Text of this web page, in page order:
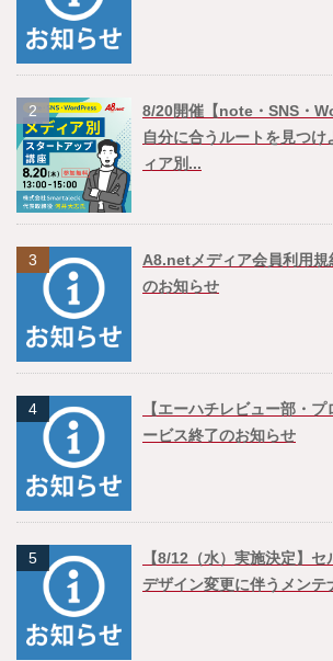
2
8/20開催【note・SNS・
自分に合うルートを見つけ
ィア別...
3
A8.netメディア会員利用規
のお知らせ
4
【エーハチレビュー部・
ービス終了のお知らせ
5
【8/12（水）実施決定】セ
デザイン変更に伴うメンテ